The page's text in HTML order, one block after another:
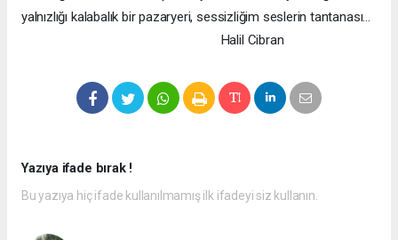
yalnızlığı kalabalık bir pazaryeri, sessizliğim seslerin tantanası...
Halil Cibran
Yazıya ifade bırak !
Bu yazıya hiç ifade kullanılmamış ilk ifadeyi siz kullanın.